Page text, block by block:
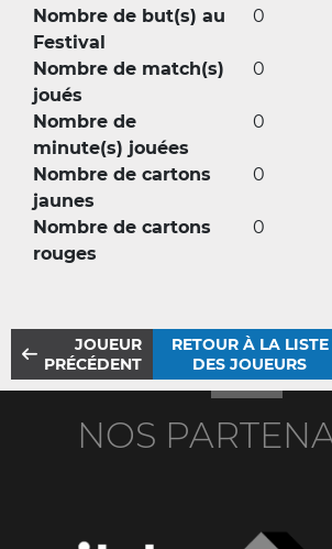
Nombre de but(s) au
Festival
0
Nombre de match(s)
joués
0
Nombre de
minute(s) jouées
0
Nombre de cartons
jaunes
0
Nombre de cartons
rouges
0
JOUEUR
PRÉCÉDENT
RETOUR À LA LISTE
DES JOUEURS
NOS